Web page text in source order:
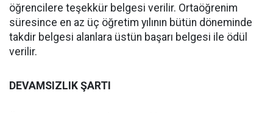
öğrencilere teşekkür belgesi verilir. Ortaöğrenim
süresince en az üç öğretim yılının bütün döneminde
takdir belgesi alanlara üstün başarı belgesi ile ödül
verilir.
DEVAMSIZLIK ŞARTI